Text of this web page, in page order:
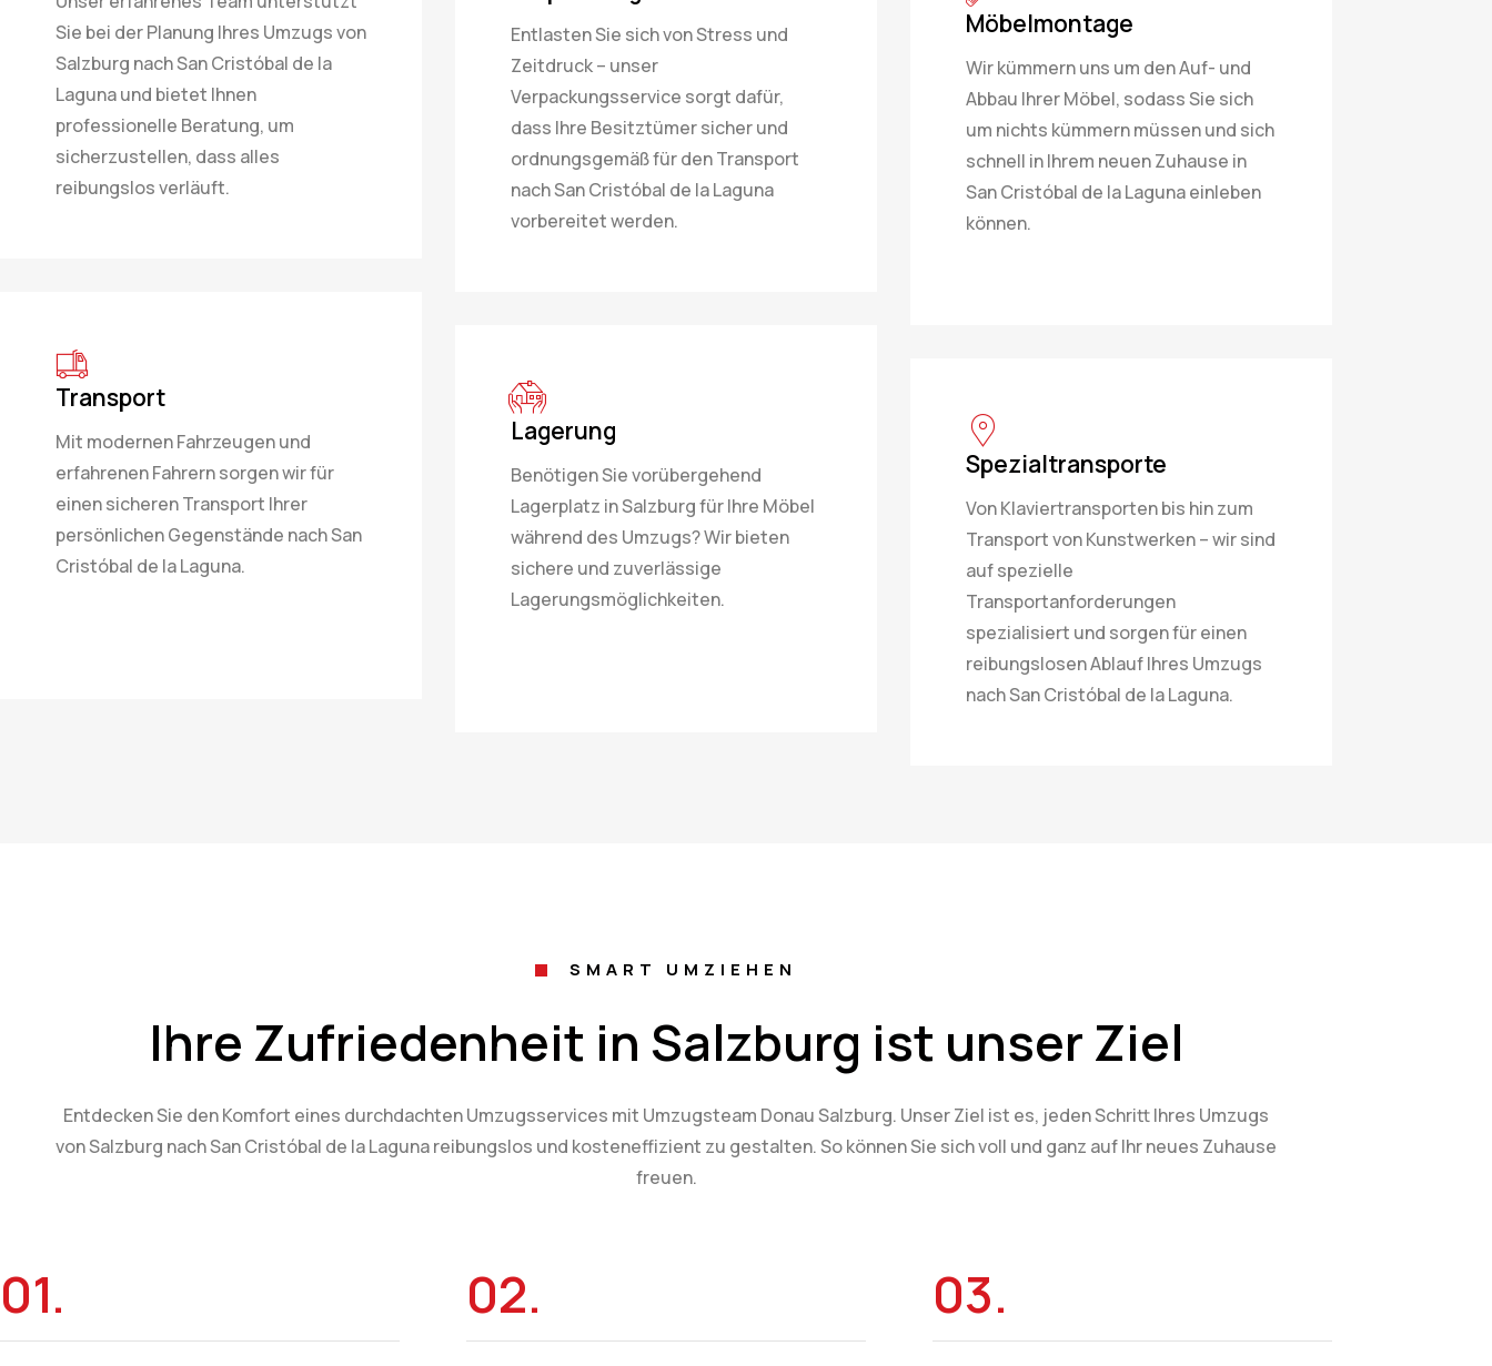
Sie bei der Planung Ihres Umzugs von
Salzburg nach San Cristóbal de la
Laguna und bietet Ihnen
professionelle Beratung, um
sicherzustellen, dass alles
reibungslos verläuft.
Entlasten Sie sich von Stress und
Zeitdruck – unser
Verpackungsservice sorgt dafür,
dass Ihre Besitztümer sicher und
ordnungsgemäß für den Transport
nach San Cristóbal de la Laguna
vorbereitet werden.
Möbelmontage
Wir kümmern uns um den Auf- und
Abbau Ihrer Möbel, sodass Sie sich
um nichts kümmern müssen und sich
schnell in Ihrem neuen Zuhause in
San Cristóbal de la Laguna einleben
können.
Transport
Mit modernen Fahrzeugen und
erfahrenen Fahrern sorgen wir für
einen sicheren Transport Ihrer
persönlichen Gegenstände nach San
Cristóbal de la Laguna.
Lagerung
Benötigen Sie vorübergehend
Lagerplatz in Salzburg für Ihre Möbel
während des Umzugs? Wir bieten
sichere und zuverlässige
Lagerungsmöglichkeiten.
Spezialtransporte
Von Klaviertransporten bis hin zum
Transport von Kunstwerken – wir sind
auf spezielle
Transportanforderungen
spezialisiert und sorgen für einen
reibungslosen Ablauf Ihres Umzugs
nach San Cristóbal de la Laguna.
SMART UMZIEHEN
Ihre Zufriedenheit in Salzburg ist unser Ziel
Entdecken Sie den Komfort eines durchdachten Umzugsservices mit Umzugsteam Donau Salzburg. Unser Ziel ist es, jeden Schritt Ihres Umzugs
von Salzburg nach San Cristóbal de la Laguna reibungslos und kosteneffizient zu gestalten. So können Sie sich voll und ganz auf Ihr neues Zuhause
freuen.
01. 02. 03.